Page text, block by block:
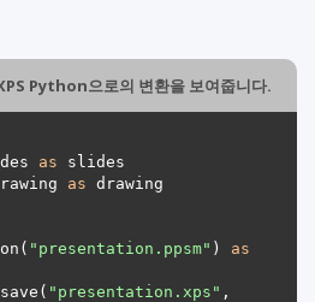
Python으로의 변환을 보여줍니다.
as
as
"presentation.ppsm" ) as
save( "presentation.xps" ,